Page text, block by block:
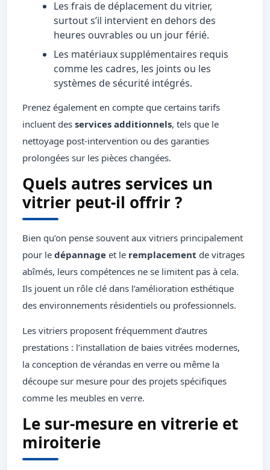
Les frais de déplacement du vitrier,
surtout s’il intervient en dehors des
heures ouvrables ou un jour férié.
Les matériaux supplémentaires requis
comme les cadres, les joints ou les
systèmes de sécurité intégrés.
Prenez également en compte que certains tarifs
incluent des services additionnels, tels que le
nettoyage post-intervention ou des garanties
prolongées sur les pièces changées.
Quels autres services un
vitrier peut-il offrir ?
Bien qu’on pense souvent aux vitriers principalement
pour le dépannage et le remplacement de vitrages
abîmés, leurs compétences ne se limitent pas à cela.
Ils jouent un rôle clé dans l’amélioration esthétique
des environnements résidentiels ou professionnels.
Les vitriers proposent fréquemment d’autres
prestations : l’installation de baies vitrées modernes,
la conception de vérandas en verre ou même la
découpe sur mesure pour des projets spécifiques
comme les meubles en verre.
Le sur-mesure en vitrerie et
miroiterie